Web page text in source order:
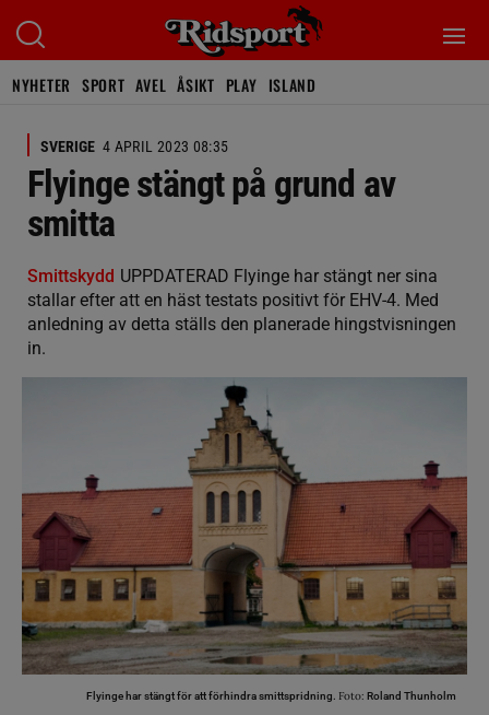
NYHETER SPORT AVEL ÅSIKT PLAY ISLAND
SVERIGE 4 APRIL 2023 08:35
Flyinge stängt på grund av
smitta
Smittskydd UPPDATERAD Flyinge har stängt ner sina
stallar efter att en häst testats positivt för EHV-4. Med
anledning av detta ställs den planerade hingstvisningen
in.
Flyinge har stängt för att förhindra smittspridning. Foto: Roland Thunholm